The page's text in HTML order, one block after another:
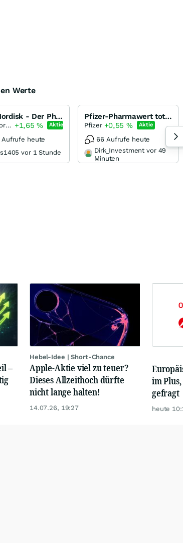
Werte
Novo Nordisk - Der Pharmariese aus Dänemark
Novo Nordisk +1,65% Aktie
Aufrufe heute
vor 1 Stunde
Pfizer-Pharmawert total unterbewertet! 50% möglich!
Pfizer +0,55 % Aktie
66 Aufrufe heute
Dirk_Investment vor 49
Minuten
–
Hebel-Idee | Short-Chance
Apple-Aktie viel zu teuer?
Dieses Allzeithoch dürfte
nicht lange halten!
14.07.26, 19:27
im
gefragt
heute